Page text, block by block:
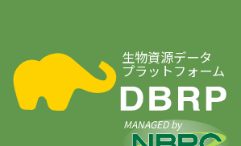
生物資源データ
プラットフォーム
MANAGED by